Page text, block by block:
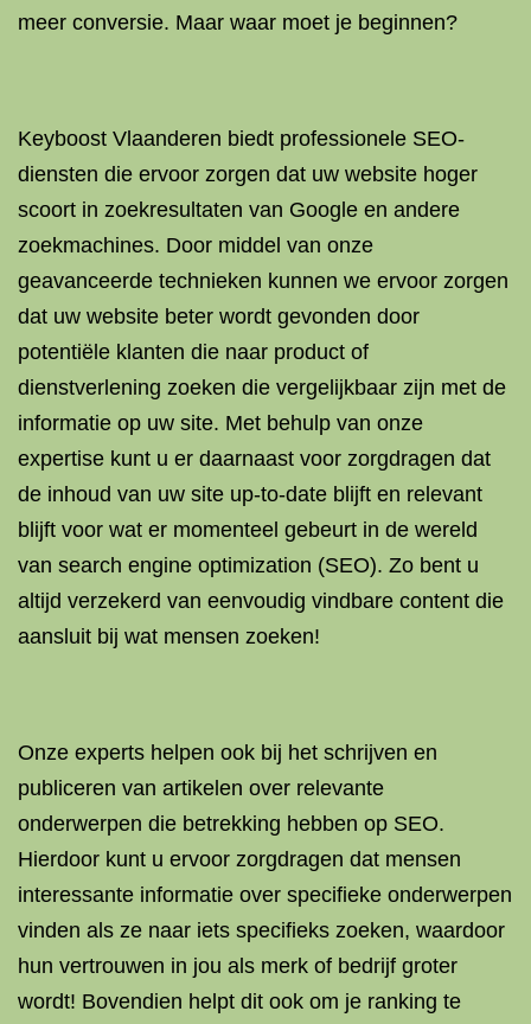
meer conversie. Maar waar moet je beginnen?
Keyboost Vlaanderen biedt professionele SEO-
diensten die ervoor zorgen dat uw website hoger
scoort in zoekresultaten van Google en andere
zoekmachines. Door middel van onze
geavanceerde technieken kunnen we ervoor zorgen
dat uw website beter wordt gevonden door
potentiële klanten die naar product of
dienstverlening zoeken die vergelijkbaar zijn met de
informatie op uw site. Met behulp van onze
expertise kunt u er daarnaast voor zorgdragen dat
de inhoud van uw site up-to-date blijft en relevant
blijft voor wat er momenteel gebeurt in de wereld
van search engine optimization (SEO). Zo bent u
altijd verzekerd van eenvoudig vindbare content die
aansluit bij wat mensen zoeken!
Onze experts helpen ook bij het schrijven en
publiceren van artikelen over relevante
onderwerpen die betrekking hebben op SEO.
Hierdoor kunt u ervoor zorgdragen dat mensen
interessante informatie over specifieke onderwerpen
vinden als ze naar iets specifieks zoeken, waardoor
hun vertrouwen in jou als merk of bedrijf groter
wordt! Bovendien helpt dit ook om je ranking te